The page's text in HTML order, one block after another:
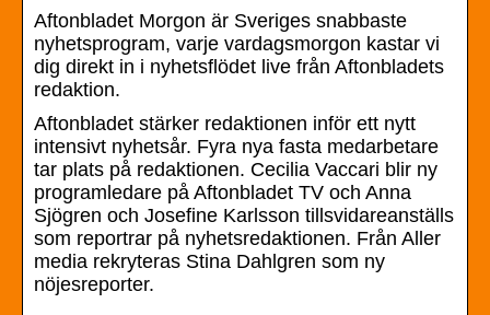
Aftonbladet Morgon är Sveriges snabbaste
nyhetsprogram, varje vardagsmorgon kastar vi
dig direkt in i nyhetsflödet live från Aftonbladets
redaktion.
Aftonbladet stärker redaktionen inför ett nytt
intensivt nyhetsår. Fyra nya fasta medarbetare
tar plats på redaktionen. Cecilia Vaccari blir ny
programledare på Aftonbladet TV och Anna
Sjögren och Josefine Karlsson tillsvidareanställs
som reportrar på nyhetsredaktionen. Från Aller
media rekryteras Stina Dahlgren som ny
nöjesreporter.